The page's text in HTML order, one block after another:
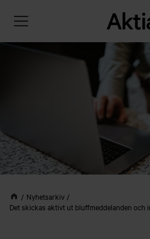
Nyhetsarkiv
Det skickas aktivt ut bluffmeddelanden och